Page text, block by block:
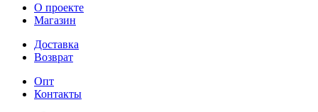
О проекте
Магазин
Доставка
Возврат
Опт
Контакты